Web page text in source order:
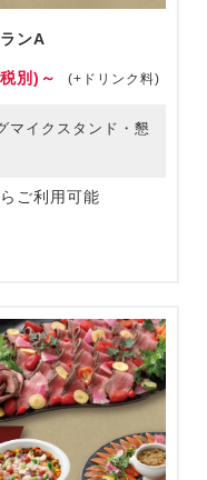
ンA
別)～ (+ドリンク料)
マイクスタンド・懇
ご利用可能